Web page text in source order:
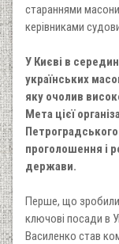
стараннями
керівниками
У Києві в
українських
яку очолив
Мета цієї
проголошення і
держави.
Перше, що зробили
ключові посади в
Василенко став